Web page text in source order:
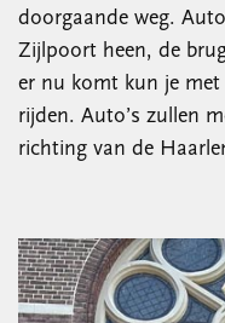
doorgaande weg.
Zijlpoort heen, de
er nu komt kun je
rijden. Auto’s zullen
richting van de